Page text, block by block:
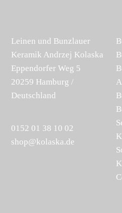
Leinen und Bunzlauer
Keramik Andrzej Kolaska
Eppendorfer Weg 5
20259 Hamburg /
Deutschland
0152 01 38 10 02
shop@kolaska.de